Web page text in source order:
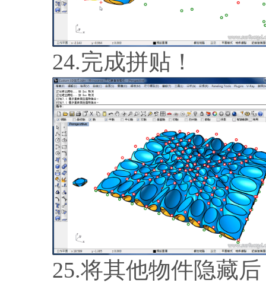
24.完成拼贴！
25.将其他物件隐藏